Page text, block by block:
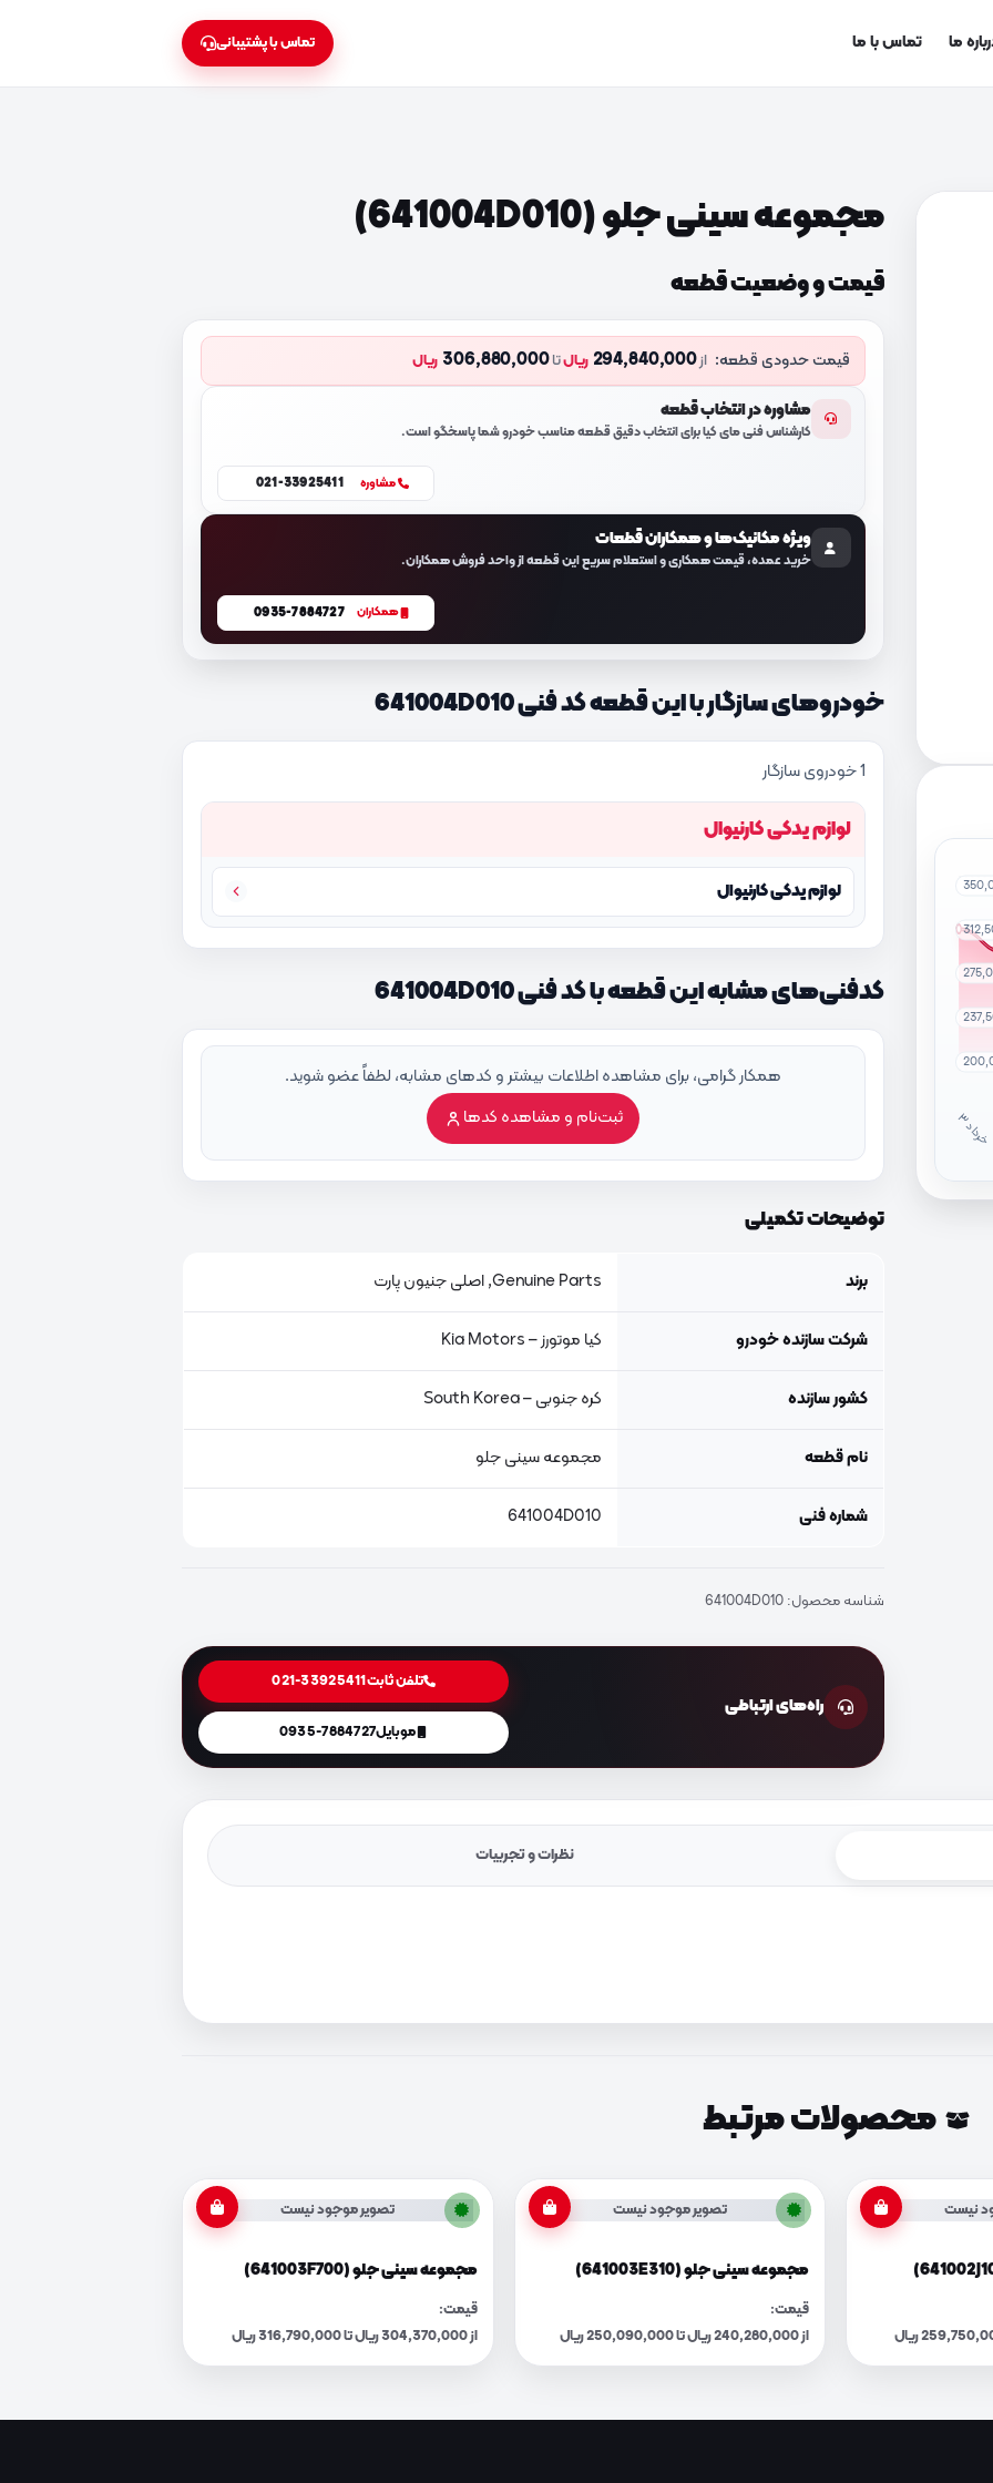
ما تماس با ما تماس با پشتیبانی
خ
ر
داد
۳
مجموعه سینی جلو (641004D010)
قیمت و وضعیت قطعه
قیمت حدودی قطعه: از294,840,000 ریالتا306,880,000 ریال
مشاوره در انتخاب قطعه
کارشناس فنی مای کیا برای انتخاب دقیق قطعه مناسب خودرو شما پاسخگو است.
مشاوره 021-33925411
ویژه مکانیک‌ها و همکاران قطعات
خرید عمده، قیمت همکاری و استعلام سریع این قطعه از واحد فروش همکاران.
همکاران 0935-7884727
خودروهای سازگار با این قطعه کد فنی 641004D010
1 خودروی سازگار
لوازم یدکی کارنیوال
لوازم یدکی کارنیوال
کدفنی‌های مشابه این قطعه با کد فنی 641004D010
همکار گرامی، برای مشاهده اطلاعات بیشتر و کدهای مشابه، لطفاً عضو شوید.
ثبت‌نام و مشاهده کدها
توضیحات تکمیلی
برند Genuine Parts, اصلی جنیون پارت
شرکت سازنده خودرو کیا موتورز – Kia Motors
کشور سازنده کره جنوبی – South Korea
نام قطعه مجموعه سینی جلو
شماره فنی 641004D010
شناسه محصول:641004D010
راه‌های ارتباطی
تلفن ثابت021-33925411
موبایل0935-7884727
نظرات و تجربیات
محصولات مرتبط
نیست تصویر موجود نیست
مجموعه سینی جلو (641003E310)
قیمت:
از 240,280,000 ریال تا 250,090,000 ریال
تصویر موجود نیست
مجموعه سینی جلو (641003F700)
قیمت:
از 304,370,000 ریال تا 316,790,000 ریال